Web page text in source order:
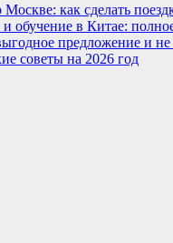
как сделать
обучение в Китае:
предложение и
советы на 2026 год